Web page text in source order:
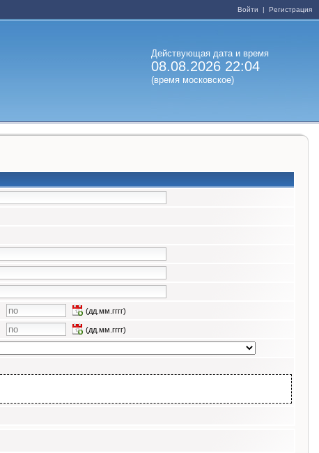
Войти | Регистрация
Действующая дата и время
08.08.2026 22:04
(время московское)
(дд.мм.гггг)
(дд.мм.гггг)